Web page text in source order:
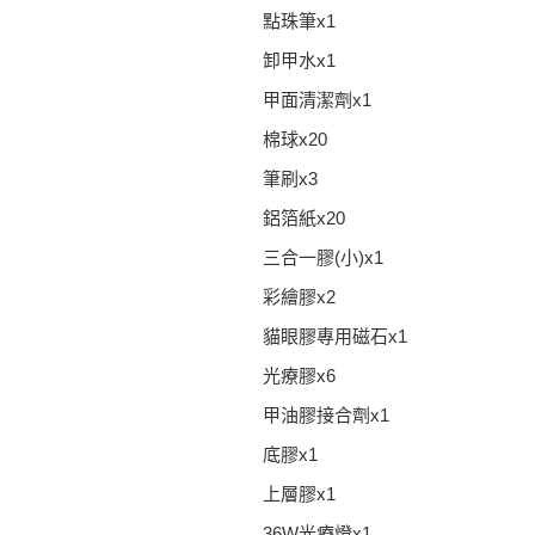
點珠筆x1
卸甲水x1
甲面清潔劑x1
棉球x20
筆刷x3
鋁箔紙x20
三合一膠(小)x1
彩繪膠x2
貓眼膠專用磁石x1
光療膠x6
甲油膠接合劑x1
底膠x1
上層膠x1